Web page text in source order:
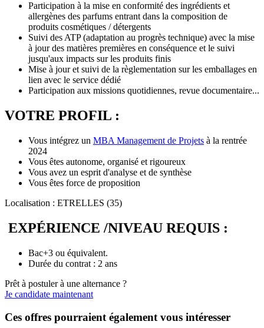
Participation à la mise en conformité des ingrédients et
allergènes des parfums entrant dans la composition de
produits cosmétiques / détergents
Suivi des ATP (adaptation au progrès technique) avec la mise
à jour des matières premières en conséquence et le suivi
jusqu'aux impacts sur les produits finis
Mise à jour et suivi de la règlementation sur les emballages en
lien avec le service dédié
Participation aux missions quotidiennes, revue documentaire...
VOTRE PROFIL :
Vous intégrez un MBA Management de Projets à la rentrée
2024
Vous êtes autonome, organisé et rigoureux
Vous avez un esprit d'analyse et de synthèse
Vous êtes force de proposition
Localisation : ETRELLES (35)
EXPÉRIENCE /NIVEAU REQUIS :
Bac+3 ou équivalent.
Durée du contrat : 2 ans
Prêt à postuler à une alternance ?
Je candidate maintenant
Ces offres pourraient également vous intéresser